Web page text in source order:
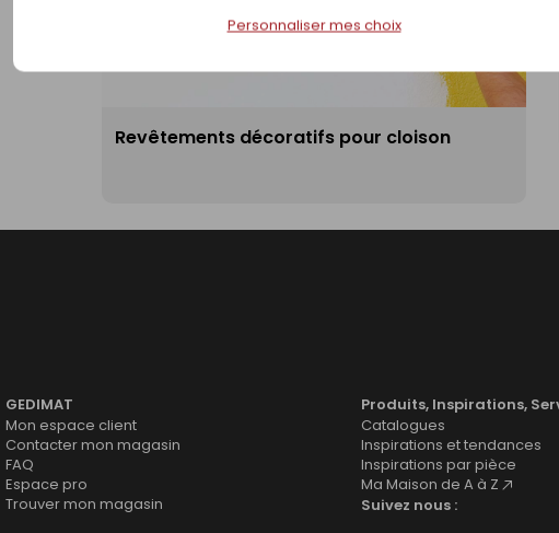
Personnaliser mes choix
Revêtements décoratifs pour cloison
GEDIMAT
Mon espace client
Contacter mon magasin
FAQ
Espace pro
Trouver mon magasin
Produits, Inspirations,
Catalogues
Inspirations et tendances
Inspirations par pièce
Ma Maison de A à Z
Suivez nous :